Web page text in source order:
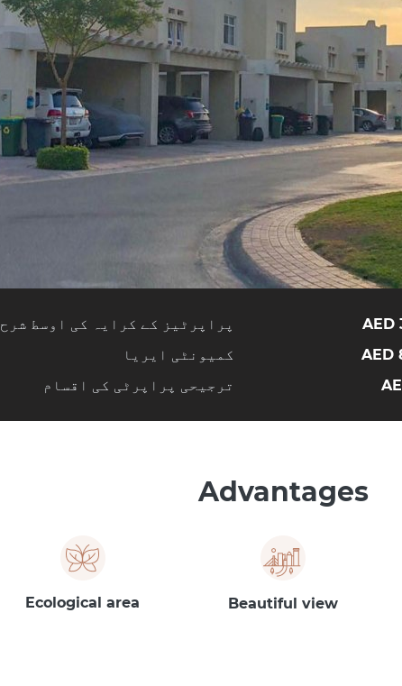
پراپرٹیز کے کرایہ کی اوسط شرح
کمیونٹی ایریا
ترجیحی پراپرٹی کی اقسام
Advantages
Beautiful view
Ecological area